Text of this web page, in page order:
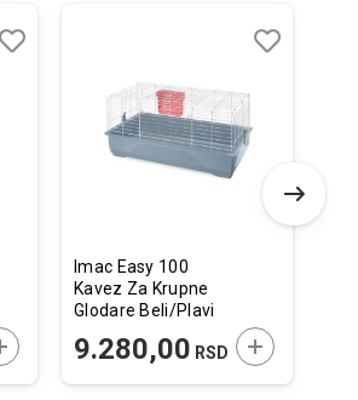
U KORPU
Imac Easy 100
Kavez Za Krupne
Glodare Beli/Plavi
100x54,5x45cm
9.280,00 RSD DODAJTE U